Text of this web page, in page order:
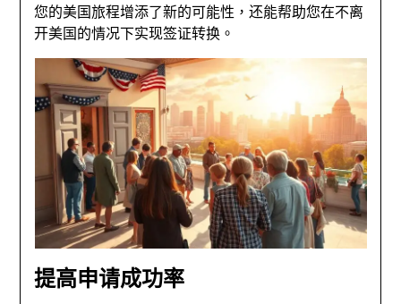
您的美国旅程增添了新的可能性，还能帮助您在不离
开美国的情况下实现签证转换。
提高申请成功率